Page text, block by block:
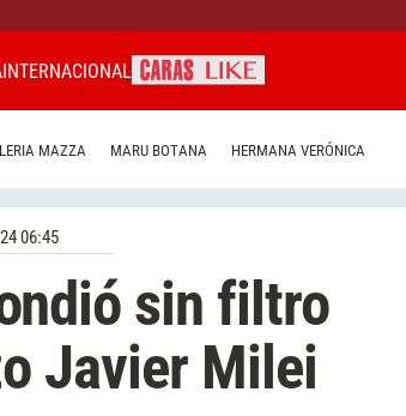
INTERNACIONAL
MAZZA MARU BOTANA HERMANA VERÓNICA
06:45
sin filtro
Javier Milei